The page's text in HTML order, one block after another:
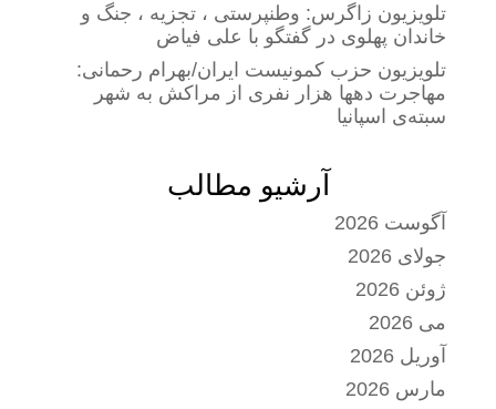
تلویزیون زاگرس: وطنپرستی ، تجزیه ، جنگ و
خاندان پهلوی در گفتگو با علی فیاض
تلویزیون حزب کمونیست ایران/بهرام رحمانی:
مهاجرت دهها هزار نفری از مراکش به شهر
سبته‌ی اسپانیا
آرشیو مطالب
آگوست 2026
جولای 2026
ژوئن 2026
می 2026
آوریل 2026
مارس 2026